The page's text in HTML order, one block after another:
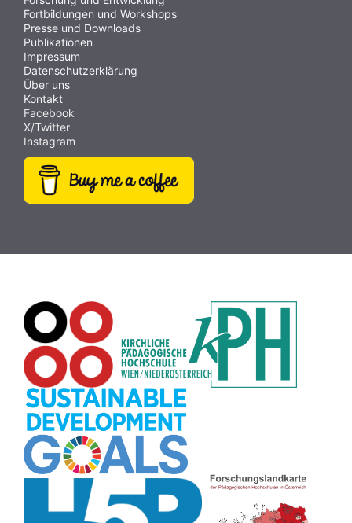
Fortbildungen und Workshops
Presse und Downloads
Publikationen
Impressum
Datenschutzerklärung
Über uns
Kontakt
Facebook
X/Twitter
Instagram